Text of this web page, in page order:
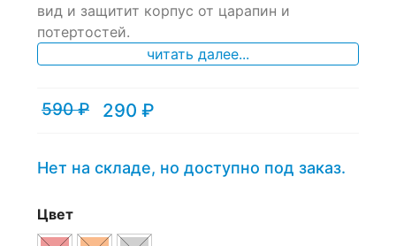
on
customer
ratings
вид и защитит корпус от царапин и
потертостей.
читать далее...
590₽
Первоначальная
590 ₽.
290 ₽
Текущая
Нет на складе, но доступно под заказ.
Цвет